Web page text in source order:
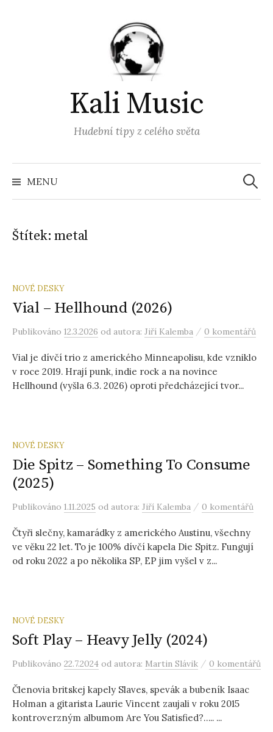
Kali Music
Hudební tipy z celého světa
MENU
Štítek:metal
NOVÉ DESKY
Vial – Hellhound (2026)
Publikováno 12.3.2026 od autora: Jiří Kalemba / 0 komentářů
Vial je dívčí trio z amerického Minneapolisu, kde vzniklo
v roce 2019. Hrají punk, indie rock a na novince
Hellhound (vyšla 6.3. 2026) oproti předcházející tvor...
NOVÉ DESKY
Die Spitz – Something To Consume
(2025)
Publikováno 1.11.2025 od autora: Jiří Kalemba / 0 komentářů
Čtyři slečny, kamarádky z amerického Austinu, všechny
ve věku 22 let. To je 100% dívčí kapela Die Spitz. Fungují
od roku 2022 a po několika SP, EP jim vyšel v z...
NOVÉ DESKY
Soft Play – Heavy Jelly (2024)
Publikováno 22.7.2024 od autora: Martin Slávik / 0 komentářů
Členovia britskej kapely Slaves, spevák a bubeník Isaac
Holman a gitarista Laurie Vincent zaujali v roku 2015
kontroverzným albumom Are You Satisfied?….. ...